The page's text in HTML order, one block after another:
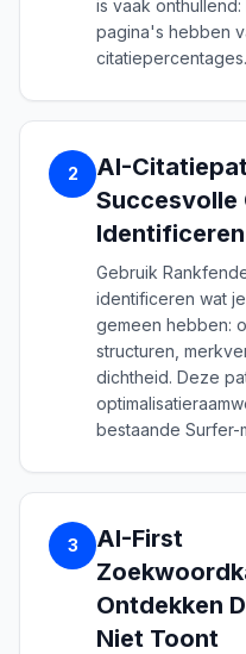
is vaak
pagina's hebben
citatiepercentages.
2
AI-
Succesvolle
Identificeren
Gebruik
identificeren wat
gemeen hebben:
structuren,
dichtheid. Deze
bestaande Surfer-
3
AI-First
Ontdekken
Niet Toont